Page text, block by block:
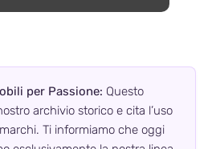
per Passione: Questo
archivio storico e cita l’uso
Ti informiamo che oggi